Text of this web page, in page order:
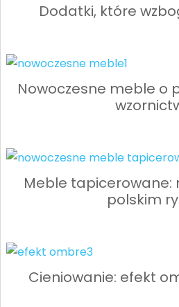
Dodatki, które
Nowoczesne meble o
Meble tapicerowane:
polskim
Cieniowanie: efekt